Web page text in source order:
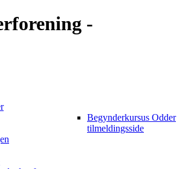
-
Begynderkursus Odder
tilmeldingsside